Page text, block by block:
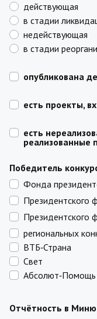
действующая
в стадии
недействующая
в стадии
опубликована
есть проекты,
есть
реализованные
Победитель
Фонда
Президентского
Президентского
региональных
ВТБ‑Страна
Свет
Абсолют‑Помощь
Отчётность в